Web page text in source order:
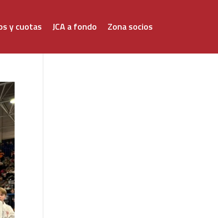
y cuotas JCA a fondo Zona socios